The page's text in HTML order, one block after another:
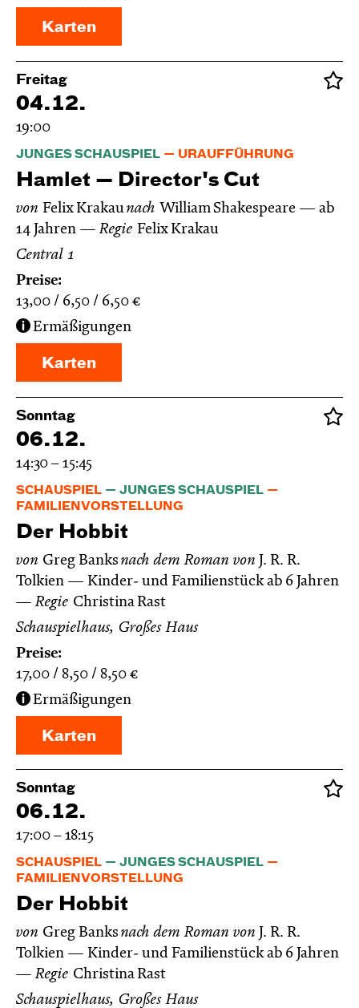
Karten
Freitag
04.12.
19:00
JUNGES SCHAUSPIEL URAUFFÜHRUNG
Hamlet — Director's Cut
von Felix Krakaunach William Shakespeare
ab
14 Jahren
Regie Felix Krakau
Central 1
Preise:
13,00
6,50 6,50 €
Ermäßigungen
Karten
Sonntag
06.12.
14:30 – 15:45
SCHAUSPIEL
JUNGES SCHAUSPIEL
FAMILIENVORSTELLUNG
Der Hobbit
von Greg Banks nach dem Roman von J. R. R.
Tolkien
Kinder- und Familienstück ab 6 Jahren
Regie Christina Rast
Schauspielhaus, Großes Haus
Preise:
17,00
8,50 8,50 €
Ermäßigungen
Karten
Sonntag
06.12.
17:00 – 18:15
SCHAUSPIEL
JUNGES SCHAUSPIEL
FAMILIENVORSTELLUNG
Der Hobbit
von Greg Banks nach dem Roman von J. R. R.
Tolkien
Kinder- und Familienstück ab 6 Jahren
Regie Christina Rast
Schauspielhaus, Großes Haus